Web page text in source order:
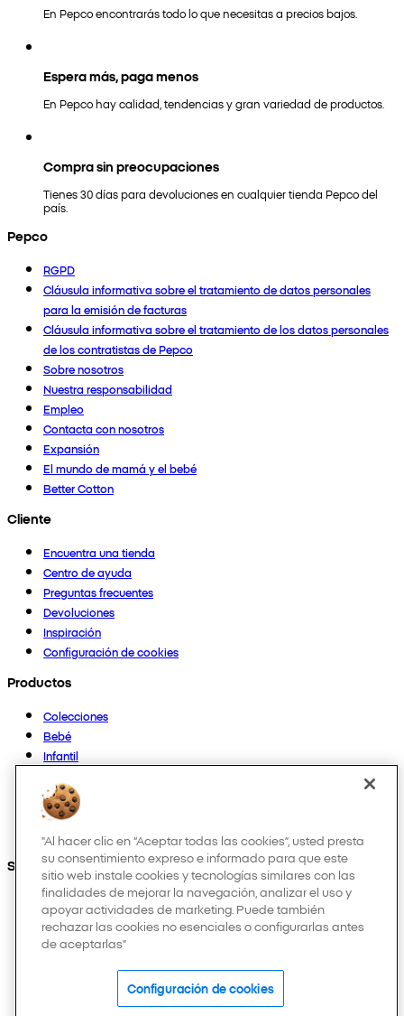
En Pepco encontrarás todo lo que necesitas a precios bajos.
Espera más, paga menos
En Pepco hay calidad, tendencias y gran variedad de productos.
Compra sin preocupaciones
Tienes 30 días para devoluciones en cualquier tienda Pepco del
país.
Pepco
RGPD
Cláusula informativa sobre el tratamiento de datos personales
para la emisión de facturas
Cláusula informativa sobre el tratamiento de los datos personales
de los contratistas de Pepco
Sobre nosotros
Nuestra responsabilidad
Empleo
Contacta con nosotros
Expansión
El mundo de mamá y el bebé
Better Cotton
Cliente
Encuentra una tienda
Centro de ayuda
Preguntas frecuentes
Devoluciones
Inspiración
Configuración de cookies
Productos
Colecciones
Bebé
Infantil
Mujer
Hombre
Otros
Síguenos en:
"Al hacer clic en “Aceptar todas las cookies”, usted presta
su consentimiento expreso e informado para que este
sitio web instale cookies y tecnologías similares con las
finalidades de mejorar la navegación, analizar el uso y
apoyar actividades de marketing. Puede también
rechazar las cookies no esenciales o configurarlas antes
de aceptarlas"
Configuración de cookies